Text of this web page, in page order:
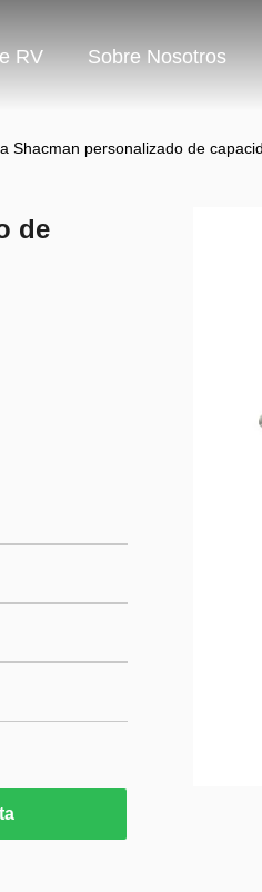
RV Sobre Nosotros
Shacman personalizado de
de